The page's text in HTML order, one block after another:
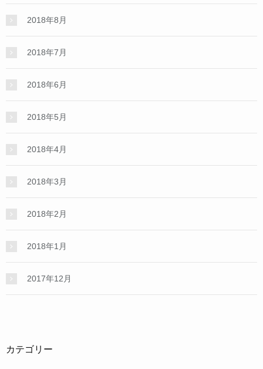
2018年8月
2018年7月
2018年6月
2018年5月
2018年4月
2018年3月
2018年2月
2018年1月
2017年12月
カテゴリー